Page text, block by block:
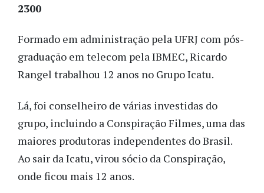
2300
Formado em administração pela UFRJ com pós-
graduação em telecom pela IBMEC, Ricardo
Rangel trabalhou 12 anos no Grupo Icatu.
Lá, foi conselheiro de várias investidas do
grupo, incluindo a Conspiração Filmes, uma das
maiores produtoras independentes do Brasil.
Ao sair da Icatu, virou sócio da Conspiração,
onde ficou mais 12 anos.